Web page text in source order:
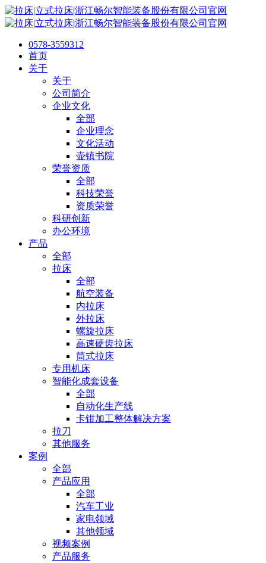
0578-3559312
首页
关于
关于
公司简介
企业文化
全部
企业理念
文化活动
壶镇书院
荣誉资质
全部
科技荣誉
资质荣誉
科研创新
办公环境
产品
全部
拉床
全部
航空装备
内拉床
外拉床
螺旋拉床
高速硬齿拉床
筒式拉床
专用机床
智能化成套设备
全部
自动化生产线
卡钳加工整体解决方案
拉刀
其他服务
案例
全部
产品应用
全部
汽车工业
家电领域
其他领域
视频案例
产品服务